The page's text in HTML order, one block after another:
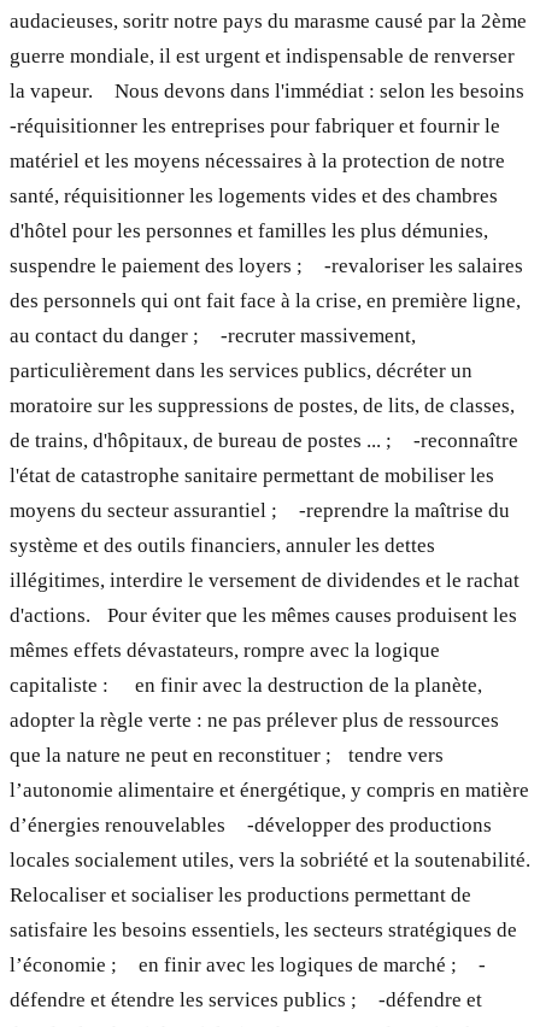
audacieuses, soritr notre pays du marasme causé par la 2ème
guerre mondiale, il est urgent et indispensable de renverser
la vapeur. Nous devons dans l'immédiat : selon les besoins
-réquisitionner les entreprises pour fabriquer et fournir le
matériel et les moyens nécessaires à la protection de notre
santé, réquisitionner les logements vides et des chambres
d'hôtel pour les personnes et familles les plus démunies,
suspendre le paiement des loyers ; -revaloriser les salaires
des personnels qui ont fait face à la crise, en première ligne,
au contact du danger ; -recruter massivement,
particulièrement dans les services publics, décréter un
moratoire sur les suppressions de postes, de lits, de classes,
de trains, d'hôpitaux, de bureau de postes ... ; -reconnaître
l'état de catastrophe sanitaire permettant de mobiliser les
moyens du secteur assurantiel ; -reprendre la maîtrise du
système et des outils financiers, annuler les dettes
illégitimes, interdire le versement de dividendes et le rachat
d'actions. Pour éviter que les mêmes causes produisent les
mêmes effets dévastateurs, rompre avec la logique
capitaliste : en finir avec la destruction de la planète,
adopter la règle verte : ne pas prélever plus de ressources
que la nature ne peut en reconstituer ; tendre vers
l’autonomie alimentaire et énergétique, y compris en matière
d’énergies renouvelables -développer des productions
locales socialement utiles, vers la sobriété et la soutenabilité.
Relocaliser et socialiser les productions permettant de
satisfaire les besoins essentiels, les secteurs stratégiques de
l’économie ; en finir avec les logiques de marché ; -
défendre et étendre les services publics ; -défendre et